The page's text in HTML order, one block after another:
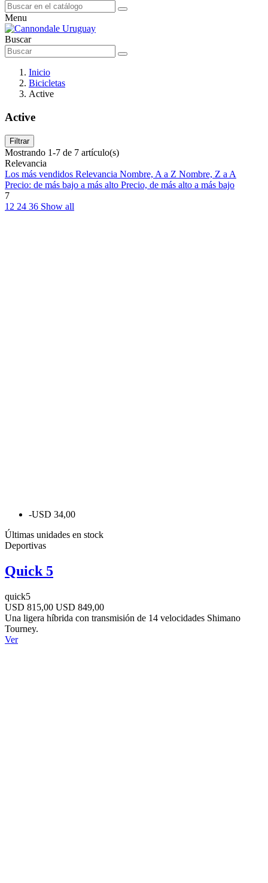
Menu
Buscar
Inicio
Bicicletas
Active
Active
Filtrar
Mostrando 1-7 de 7 artículo(s)
Relevancia
Los más vendidos Relevancia Nombre, A a Z Nombre, Z a A
Precio: de más bajo a más alto Precio, de más alto a más bajo
7
12 24 36 Show all
-USD 34,00
Últimas unidades en stock
Deportivas
Quick 5
quick5
USD 815,00 USD 849,00
Una ligera híbrida con transmisión de 14 velocidades Shimano
Tourney.
Ver